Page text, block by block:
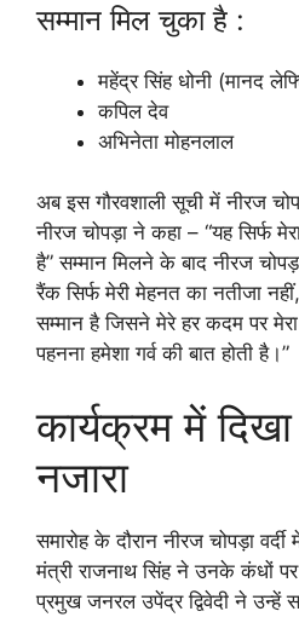
सम्मान मिल चुका है :
महेंद्र सिंह धोनी (मानद
कपिल देव
अभिनेता मोहनलाल
अब इस गौरवशाली सूची में नीरज
नीरज चोपड़ा ने कहा – “यह सिर्फ
है” सम्मान मिलने के बाद नीरज
रैंक सिर्फ मेरी मेहनत का नतीजा
सम्मान है जिसने मेरे हर कदम पर मेरा
पहनना हमेशा गर्व की बात होती है।”
कार्यक्रम में
नजारा
समारोह के दौरान नीरज चोपड़ा
मंत्री राजनाथ सिंह ने उनके कंधों
प्रमुख जनरल उपेंद्र द्विवेदी ने उन्हें